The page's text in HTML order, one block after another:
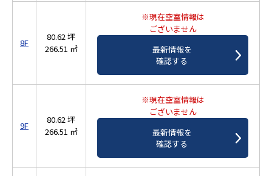
8F
80.62 坪
266.51 ㎡
※現在空室情報は
ございません
最新情報を
確認する
9F
80.62 坪
266.51 ㎡
※現在空室情報は
ございません
最新情報を
確認する